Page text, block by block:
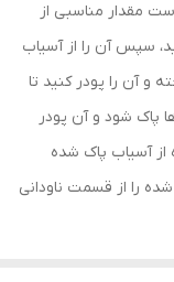
مقدار مناسبی از
سپس آن را از آسیاب
و آن را پودر کنید تا
پاک شود و آن پودر
از آسیاب پاک شده
را از قسمت ناودانی